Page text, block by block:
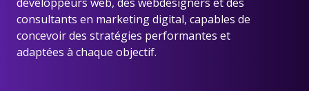
consultants en marketing digital, capables de
concevoir des stratégies performantes et
adaptées à chaque objectif.